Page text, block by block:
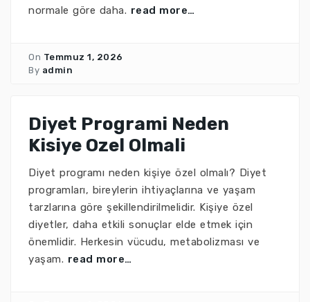
normale göre daha. read more…
On Temmuz 1, 2026
By admin
Diyet Programi Neden
Kisiye Ozel Olmali
Diyet programı neden kişiye özel olmalı? Diyet
programları, bireylerin ihtiyaçlarına ve yaşam
tarzlarına göre şekillendirilmelidir. Kişiye özel
diyetler, daha etkili sonuçlar elde etmek için
önemlidir. Herkesin vücudu, metabolizması ve
yaşam. read more…